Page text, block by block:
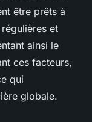
être prêts à
et
ainsi le
ces facteurs,
qui
globale.